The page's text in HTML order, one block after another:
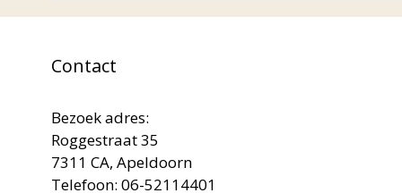
Contact
Bezoek adres:
Roggestraat 35
7311 CA, Apeldoorn
Telefoon: 06-52114401